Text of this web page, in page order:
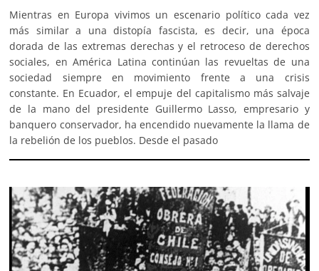
Mientras en Europa vivimos un escenario político cada vez
más similar a una distopía fascista, es decir, una época
dorada de las extremas derechas y el retroceso de derechos
sociales, en América Latina continúan las revueltas de una
sociedad siempre en movimiento frente a una crisis
constante. En Ecuador, el empuje del capitalismo más salvaje
de la mano del presidente Guillermo Lasso, empresario y
banquero conservador, ha encendido nuevamente la llama de
la rebelión de los pueblos. Desde el pasado